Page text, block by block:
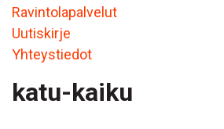
Ravintolapalvelut
Uutiskirje
Yhteystiedot
katu-kaiku